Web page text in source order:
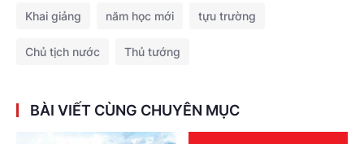
Khai giảng năm học mới tựu trường
Chủ tịch nước Thủ tướng
BÀI VIẾT CÙNG CHUYÊN MỤC